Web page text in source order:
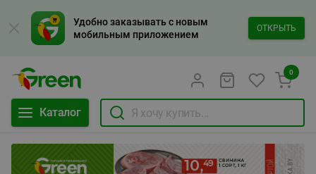
Удобно заказывать с новым
мобильным приложением
ОТКРЫТЬ
Каталог
0